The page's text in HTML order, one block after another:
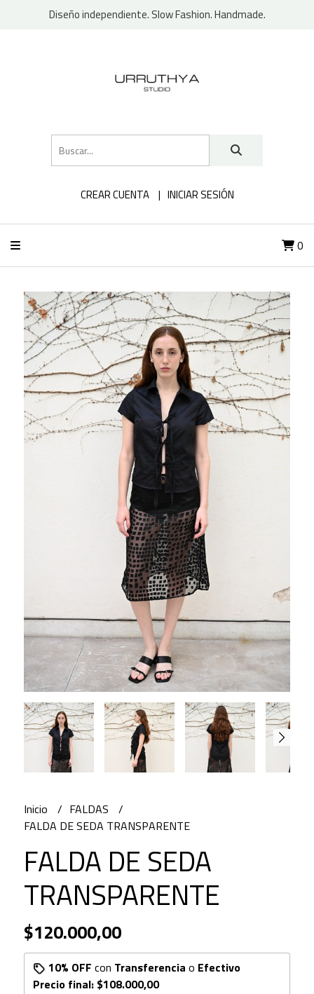
Diseño independiente. Slow Fashion. Handmade.
CREAR CUENTA INICIAR SESIÓN
0
Inicio
FALDAS
FALDA DE SEDA TRANSPARENTE
FALDA DE SEDA
TRANSPARENTE
$120.000,00
10% OFF con Transferencia o Efectivo
Precio final: $108.000,00